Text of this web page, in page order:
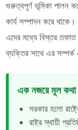
গুরুত্বপূর্ণ ভূমিকা পালন
কার্য সম্পাদন করে
এদের মধ্যে বিস্তর
ব্যক্তির সাথে এর সম্পর্ক
এক নজরে মূল
সরকার হলো
রাষ্ট্র স্থায়ী